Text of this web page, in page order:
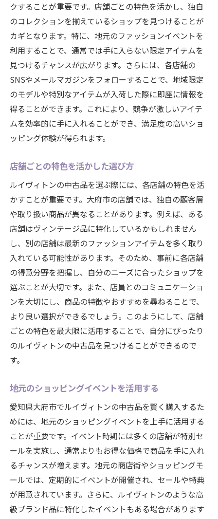
クすることが重要です。店舗ごとの特色を活かし、独自
のコレクションを揃えているショップを見つけることが
カギとなります。特に、地元のファッションイベントを
利用することで、通常では手に入らない限定アイテムを
見つけるチャンスが広がります。さらには、各店舗の
SNSやメールマガジンをフォローすることで、地域限定
のモデルや特別なアイテムが入荷した際に即座に情報を
得ることができます。これにより、競争が激しいアイテ
ムを効率的に手に入れることができ、満足度の高いショ
ッピング体験が得られます。
店舗ごとの特色を活かした選び方
ルイヴィトンの中古品を選ぶ際には、各店舗の特色を活
かすことが重要です。大府市の店舗では、独自の顧客層
や取り扱い商品が異なることがあります。例えば、ある
店舗はヴィンテージ品に特化しているかもしれません
し、別の店舗は最新のファッションアイテムを多く取り
入れている可能性があります。そのため、事前に各店舗
の得意分野を把握し、自分のニーズに合ったショップを
選ぶことが大切です。また、店員とのコミュニケーショ
ンを大切にし、商品の特徴やおすすめを尋ねることで、
より良い選択ができるでしょう。このようにして、店舗
ごとの特色を最大限に活用することで、自分にぴったり
のルイヴィトンの中古品を見つけることができるので
す。
地元のショッピングイベントを活用する
愛知県大府市でルイヴィトンの中古品を賢く購入するた
めには、地元のショッピングイベントを上手に活用する
ことが重要です。イベント時期には多くの店舗が特別セ
ールを実施し、通常よりもお得な価格で商品を手に入れ
るチャンスが増えます。地元の商店街やショッピングモ
ールでは、定期的にイベントが開催され、セールや特典
が用意されています。さらに、ルイヴィトンのような高
級ブランド品に特化したイベントもある場合があります